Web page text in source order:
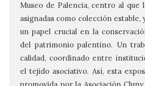
Museo de Palencia, centro al que
asignadas como colección estable,
un papel crucial en la
del patrimonio palentino. Un
calidad, coordinado entre
el tejido asociativo. Así, esta